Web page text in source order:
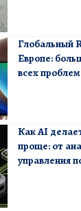
Глобальный
Европе:
всех проблем
Как AI
проще: от
управления